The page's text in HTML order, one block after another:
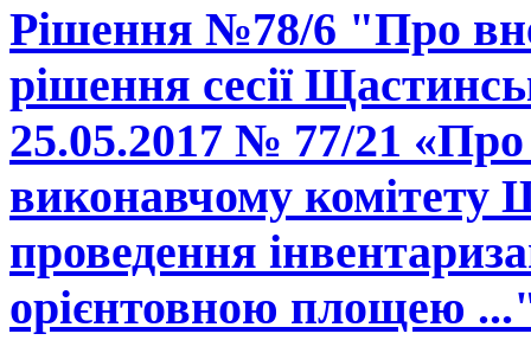
Рішення №78/6 "Про
рішення сесії
25.05.2017 № 77/21
виконавчому комітету
проведення
орієнтовною площею